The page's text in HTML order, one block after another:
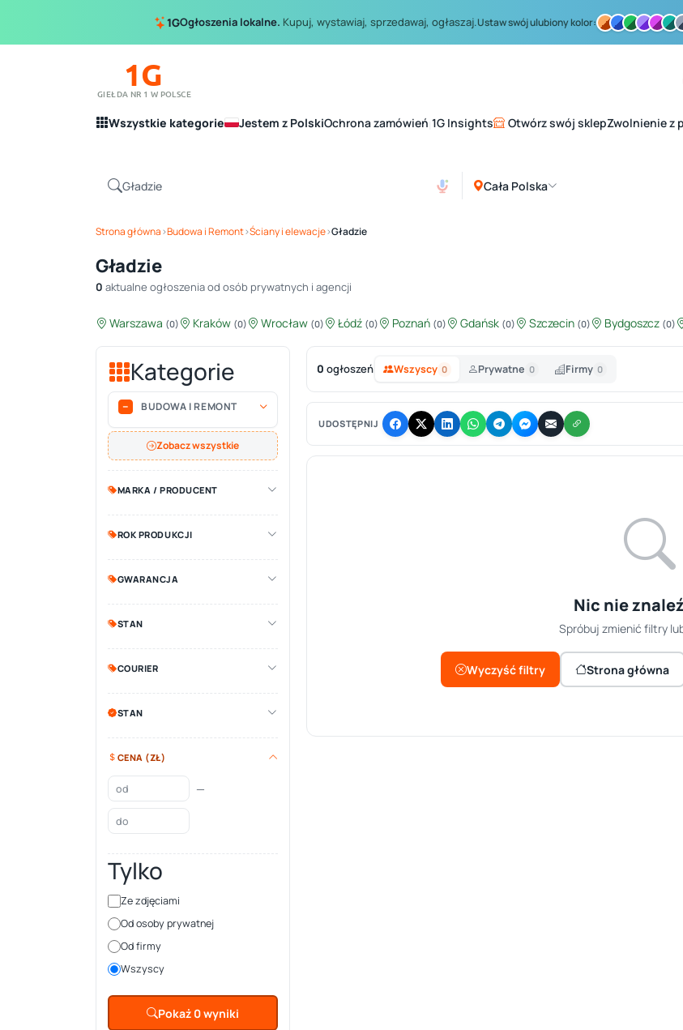
1GOgłoszenia lokalne. Kupuj, wystawiaj, sprzedawaj, ogłaszaj.Ustaw swój ulubiony kolor:
1G
GIEŁDA NR 1 W POLSCE
Wszystkie kategorie Jestem z PolskiOchrona zamówień 1G Insights Otwórz swój sklepZwolnienie z
Cała Polska
Strona główna›Budowa i Remont›Ściany i elewacje›Gładzie
Gładzie
0 aktualne ogłoszenia od osób prywatnych i agencji
Warszawa (0) Kraków (0) Wrocław (0) Łódź (0) Poznań (0) Gdańsk (0) Szczecin (0) Bydgoszcz (0)
Kategorie
BUDOWA I REMONT
Zobacz wszystkie
MARKA / PRODUCENT
ROK PRODUKCJI
GWARANCJA
STAN
COURIER
STAN
CENA (ZŁ)
—
Tylko
Ze zdjęciami
Od osoby prywatnej
Od firmy
Wszyscy
Pokaż 0 wyniki
0 ogłoszeń Wszyscy 0 Prywatne 0 Firmy 0
UDOSTĘPNIJ
Nic nie
Spróbuj zmienić filtry
Wyczyść filtry Strona główna